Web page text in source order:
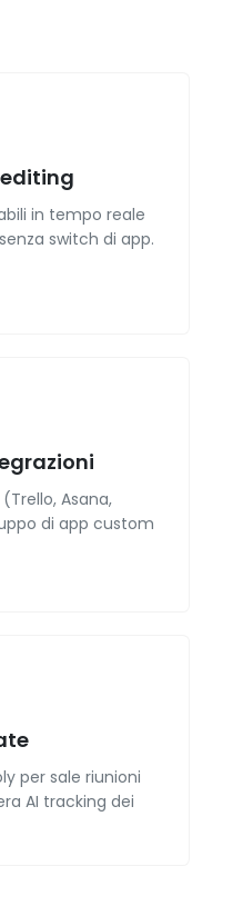
in tempo reale
switch di app.
Asana,
di app custom
per sale riunioni
AI tracking dei